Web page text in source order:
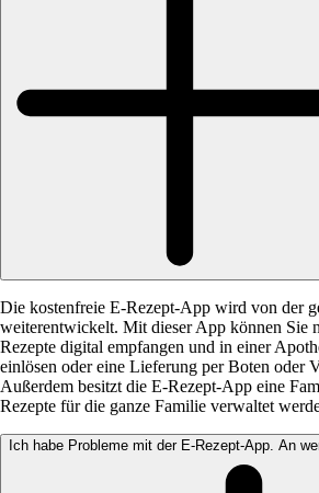
Die kostenfreie E-Rezept-App wird von der
weiterentwickelt. Mit dieser App können Sie
Rezepte digital empfangen und in einer
einlösen oder eine Lieferung per Boten oder
Außerdem besitzt die E-Rezept-App eine
Rezepte für die ganze Familie verwaltet
Ich habe Probleme mit der E-Rezept-App. An